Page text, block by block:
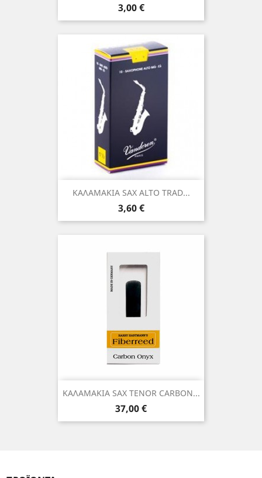
Τιμή
3,00 €
ΚΑΛΑΜΑΚΙΑ SAX ALTO TRAD...
Τιμή
3,60 €
ΚΑΛΑΜΑΚΙΑ SAX TENOR CARBON...
Τιμή
37,00 €